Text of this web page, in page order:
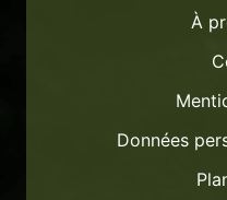
À
Données